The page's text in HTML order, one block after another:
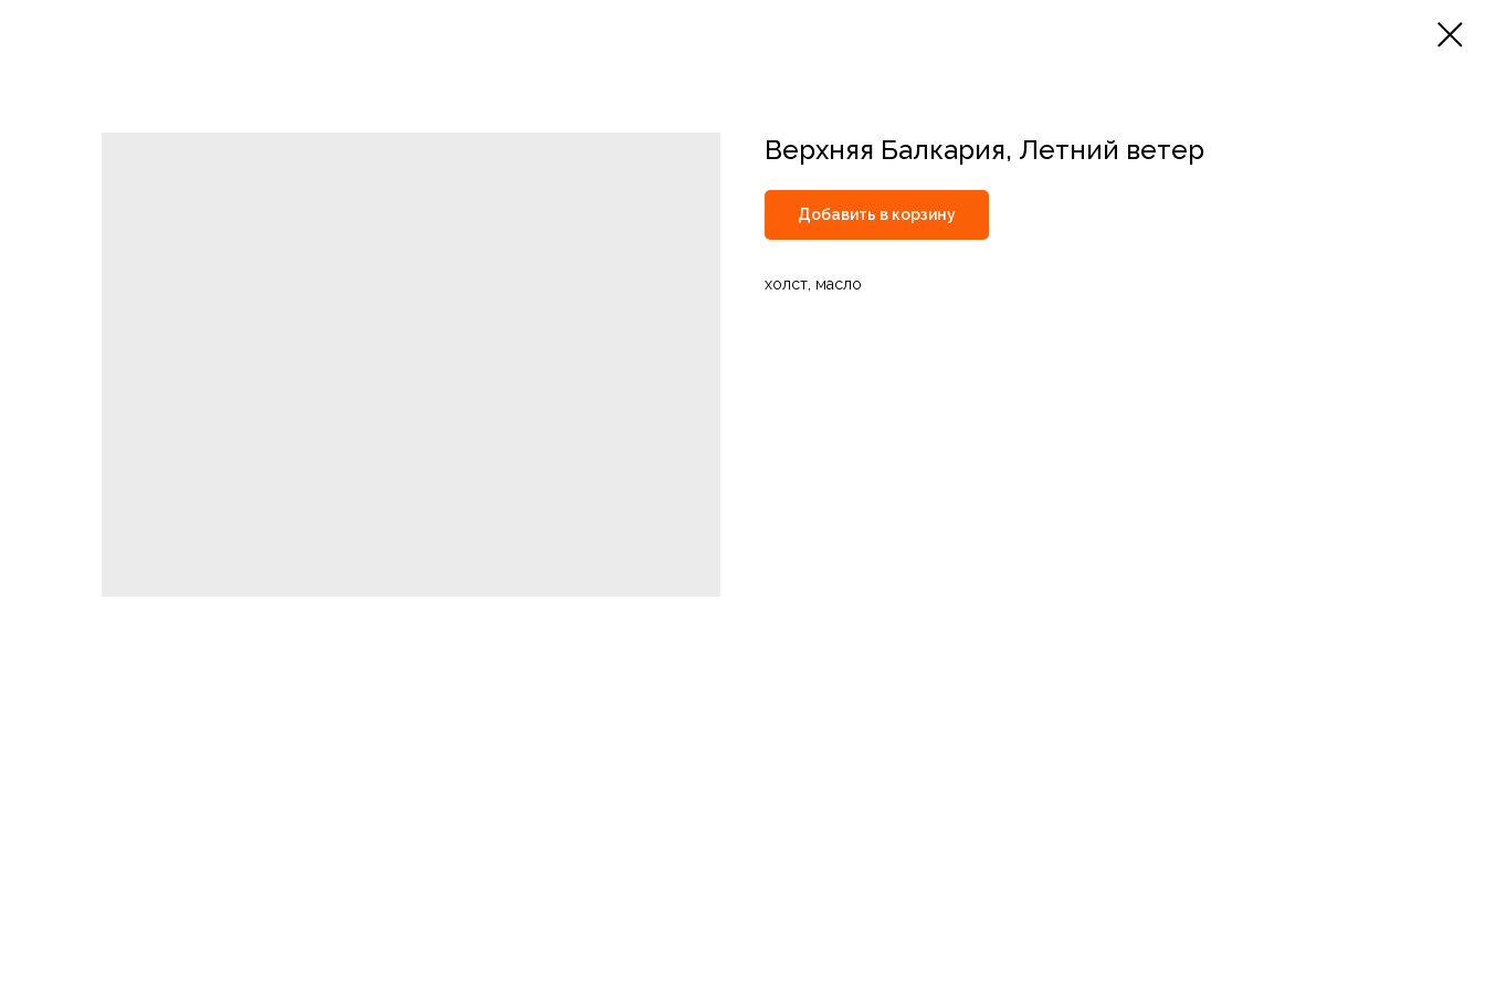
Верхняя Балкария, Летний ветер
Добавить в корзину
холст, масло